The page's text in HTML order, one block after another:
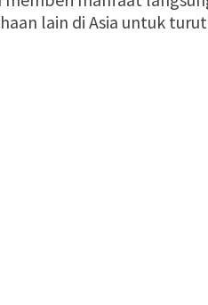
lain di Asia untuk